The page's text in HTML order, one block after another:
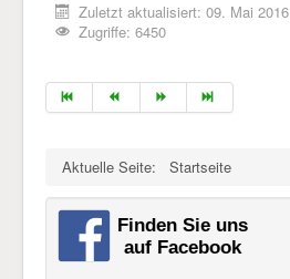
Zuletzt aktualisiert: 09. Mai 2016
Zugriffe: 6450
Aktuelle Seite: Startseite